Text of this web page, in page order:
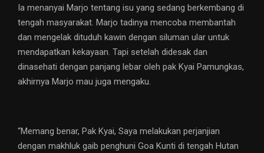
Ia menanyai Marjo tentang isu yang sedang berkembang di
tengah masyarakat. Marjo tadinya mencoba membantah
dan mengelak dituduh kawin dengan siluman ular untuk
mendapatkan kekayaan. Tapi setelah didesak dan
dinasehati dengan panjang lebar oleh pak Kyai Pamungkas,
akhirnya Marjo mau juga mengaku.
“Memang benar, Pak Kyai, Saya melakukan perjanjian
dengan makhluk gaib penghuni Goa Kunti di tengah Hutan